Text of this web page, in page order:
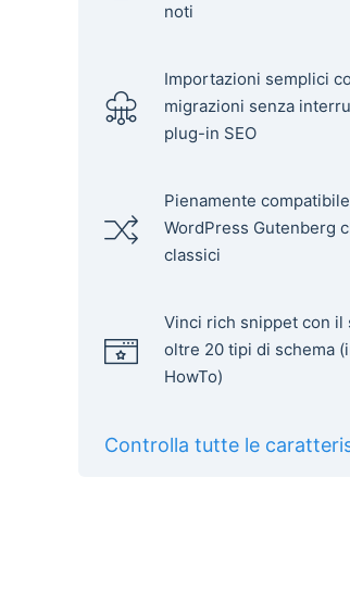
noti
Importazioni semplici
migrazioni senza
plug-in SEO
Pienamente
WordPress Gutenberg
classici
Vinci rich snippet con
oltre 20 tipi di schema
HowTo)
Controlla tutte le